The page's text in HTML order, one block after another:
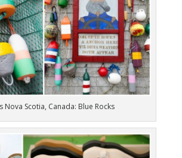
Nova Scotia, Canada: Blue Rocks